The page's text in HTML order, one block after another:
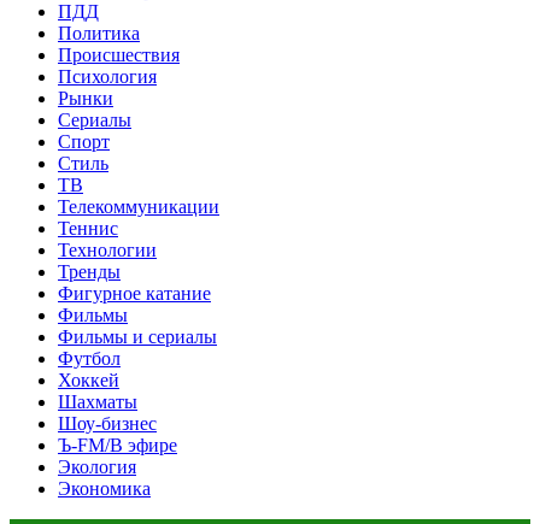
ПДД
Политика
Происшествия
Психология
Рынки
Сериалы
Спорт
Стиль
ТВ
Телекоммуникации
Теннис
Технологии
Тренды
Фигурное катание
Фильмы
Фильмы и сериалы
Футбол
Хоккей
Шахматы
Шоу-бизнес
Ъ-FM/В эфире
Экология
Экономика